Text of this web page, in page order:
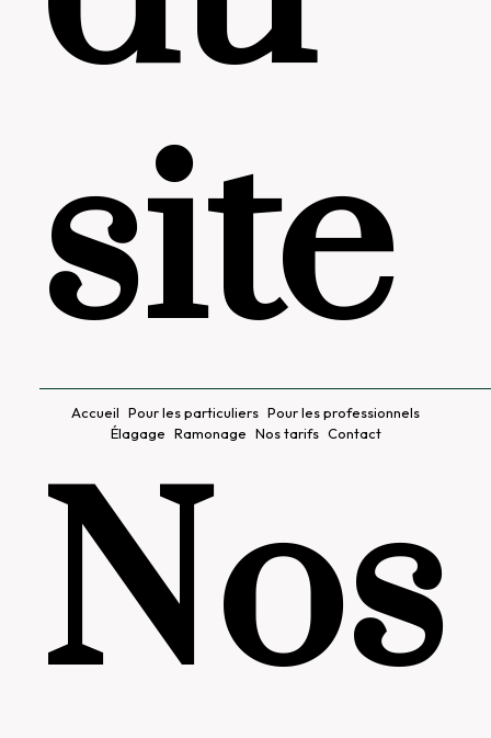
site
Accueil Pour les particuliers Pour les professionnels
Élagage Ramonage Nos tarifs Contact
Nos